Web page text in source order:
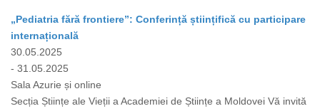
„Pediatria fără frontiere”: Conferință științifică cu participare
internațională
30.05.2025
- 31.05.2025
Sala Azurie și online
Secția Științe ale Vieții a Academiei de Științe a Moldovei Vă invită